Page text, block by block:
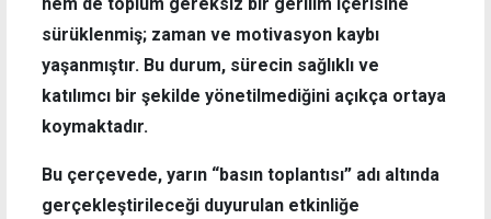
sürüklenmiş; zaman ve motivasyon kaybı
yaşanmıştır. Bu durum, sürecin sağlıklı ve
katılımcı bir şekilde yönetilmediğini açıkça ortaya
koymaktadır.
Bu çerçevede, yarın “basın toplantısı” adı altında
gerçekleştirileceği duyurulan etkinliğe